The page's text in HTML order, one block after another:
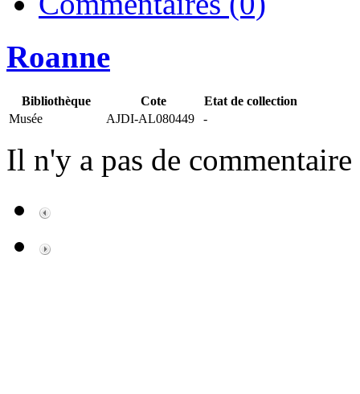
Roanne
Bibliothèque Cote
Etat de collection
Musée
AJDI-AL080449 -
Il n'y a pas de